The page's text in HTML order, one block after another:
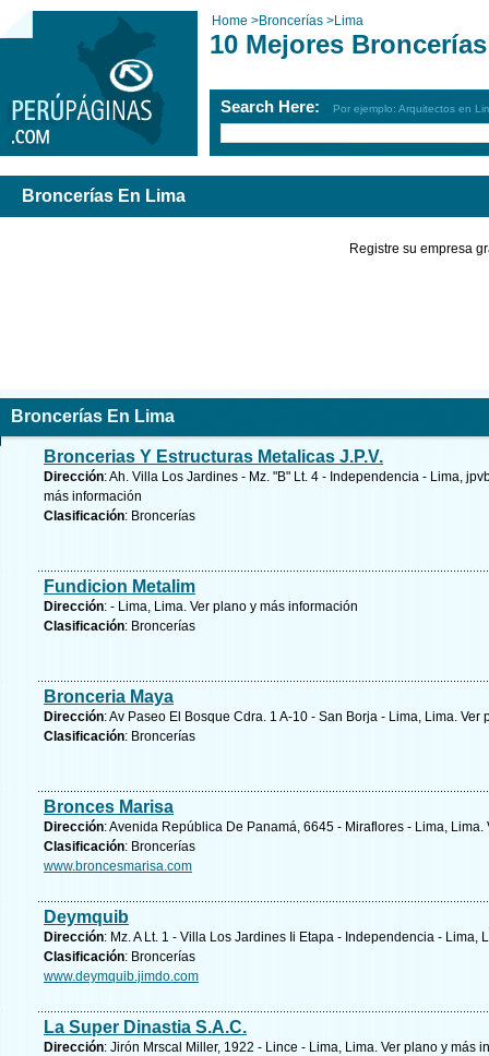
Home >Broncerías >Lima
10 Mejores
Search Here: Por ejemplo: Arquitectos en
Broncerías En Lima
Registre su empresa
Broncerías En Lima
Broncerias Y Estructuras Metalicas J.P.V.
Dirección: Ah. Villa Los Jardines - Mz. "B" Lt. 4 - Independencia - Lima,
más información
Clasificación: Broncerías
Fundicion Metalim
Dirección: - Lima, Lima. Ver plano y más información
Clasificación: Broncerías
Bronceria Maya
Dirección: Av Paseo El Bosque Cdra. 1 A-10 - San Borja - Lima, Lima. Ver
Clasificación: Broncerías
Bronces Marisa
Dirección: Avenida República De Panamá, 6645 - Miraflores - Lima, Lima.
Clasificación: Broncerías
www.broncesmarisa.com
Deymquib
Dirección: Mz. A Lt. 1 - Villa Los Jardines Ii Etapa - Independencia - Lima,
Clasificación: Broncerías
www.deymquib.jimdo.com
La Super Dinastia S.A.C.
Dirección: Jirón Mrscal Miller, 1922 - Lince - Lima, Lima. Ver plano y más